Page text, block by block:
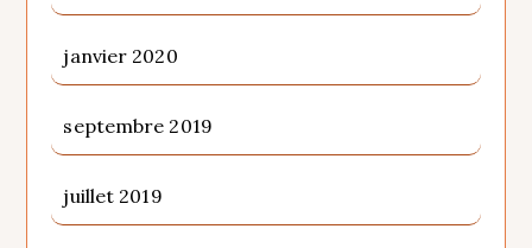
janvier 2020
septembre 2019
juillet 2019